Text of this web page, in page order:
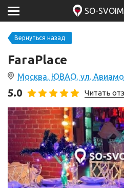
SO-
Вернуться назад
FaraPlace
Москва, ЮВАО, ул.
5.0 Читать